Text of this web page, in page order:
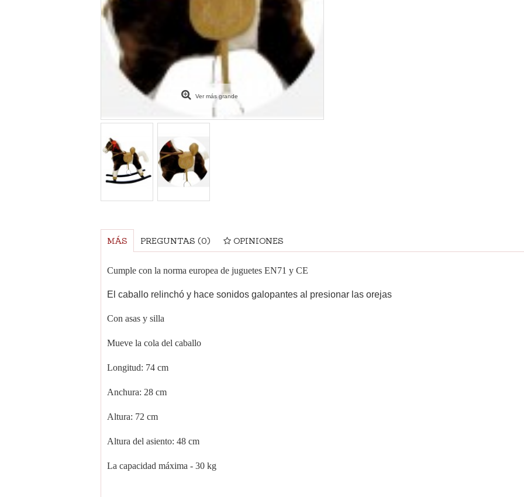
Ver más grande
MÁS PREGUNTAS (0) OPINIONES
Cumple con la norma europea de juguetes EN71 y CE
El caballo relinchó y hace sonidos galopantes al presionar las orejas
Con asas y silla
Mueve la cola del caballo
Longitud: 74 cm
Anchura: 28 cm
Altura: 72 cm
Altura del asiento: 48 cm
La capacidad máxima - 30 kg